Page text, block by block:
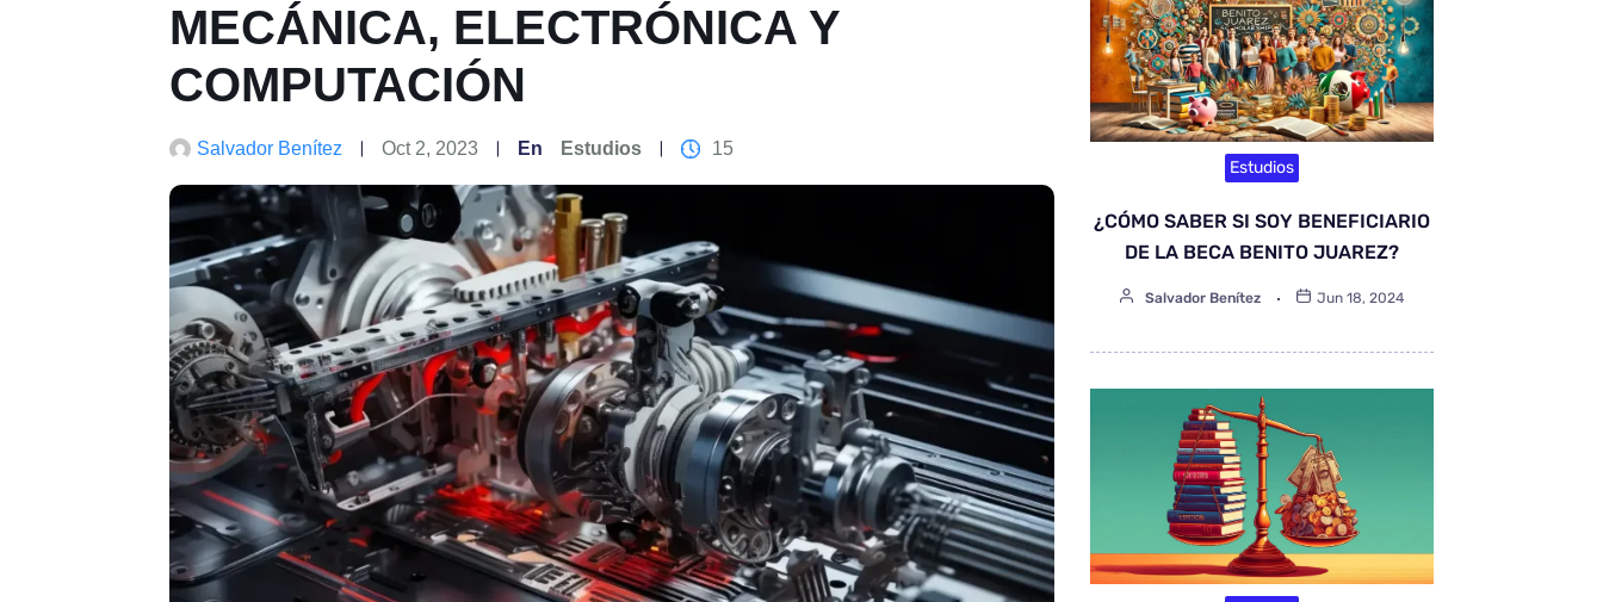
MECÁNICA, ELECTRÓNICA Y
COMPUTACIÓN
Salvador Benítez Oct 2, 2023 En Estudios 15
Estudios
¿CÓMO SABER SI SOY BENEFICIARIO
DE LA BECA BENITO JUAREZ?
Salvador Benítez Jun 18, 2024